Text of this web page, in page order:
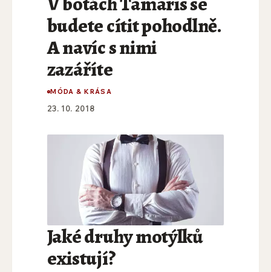
budete cítit pohodlně.
A navíc s nimi
zazáříte
MÓDA & KRÁSA
23. 10. 2018
Jaké druhy motýlků
existují?